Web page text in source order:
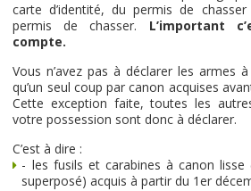
carte d’identité, du permis de
permis de chasser. L’important
compte.
Vous n’avez pas à déclarer les armes
qu’un seul coup par canon acquises
Cette exception faite, toutes les
votre possession sont donc à déclarer.
C’est à dire :
- les fusils et carabines à canon lisse
superposé) acquis à partir du 1er